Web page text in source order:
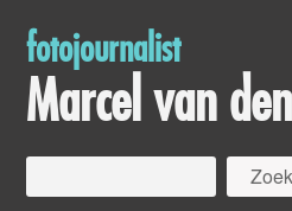
fotojournalist
Marcel van